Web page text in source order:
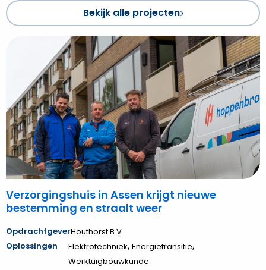
Bekijk alle projecten
Verzorgingshuis
Assen
krijgt
nieuwe
bestemming
en
straalt
weer
Verzorgingshuis in Assen krijgt nieuwe
bestemming en straalt weer
OpdrachtgeverHouthorst B.V
Oplossingen
Elektrotechniek, Energietransitie,
Werktuigbouwkunde